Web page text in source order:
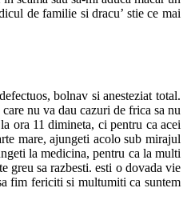
de familie si dracu’ stie ce mai
bolnav si anesteziat total.
nu va dau cazuri de frica sa nu
ora 11 dimineta, ci pentru ca acei
mare, ajungeti acolo sub mirajul
la medicina, pentru ca la multi
greu sa razbesti. esti o dovada vie
fim fericiti si multumiti ca suntem